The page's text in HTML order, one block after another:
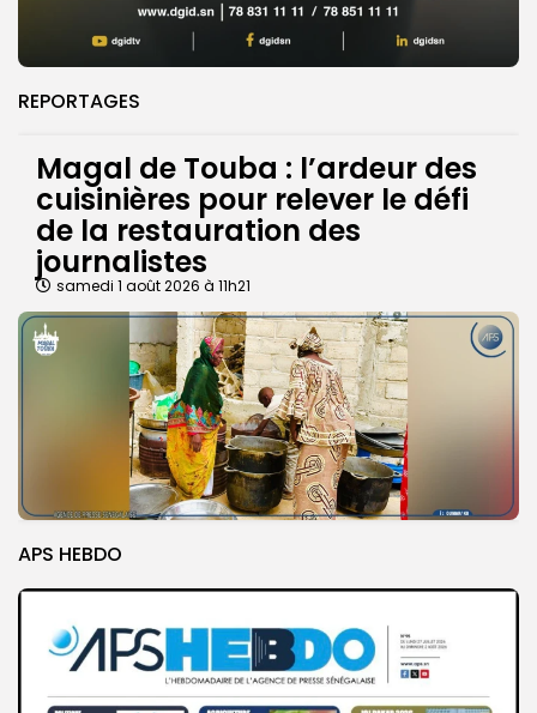
REPORTAGES
Magal de Touba : l’ardeur des
cuisinières pour relever le défi
de la restauration des
journalistes
samedi 1 août 2026 à 11h21
APS HEBDO